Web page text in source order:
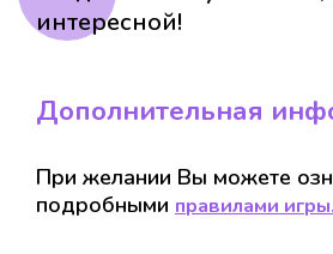
интересной!
Дополнительная
При желании Вы можете
подробными правилами